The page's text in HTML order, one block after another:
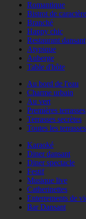
Romantique
Bistrot de caractère
Branché
Happy chic
Restaurant dansant
Atypique
Auberge
Table d'hôte
Au bord de l'eau
Charme urbain
Au vert
Premières terrasses
Terrasses secrètes
Toutes les terrasses
Karaoké
Diner dansant
Diner spectacle
Festif
Musique live
Catherinettes
Enterrements de
Bar Dansant